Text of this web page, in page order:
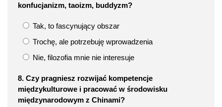
konfucjanizm, taoizm, buddyzm?
Tak, to fascynujący obszar
Trochę, ale potrzebuję wprowadzenia
Nie, filozofia mnie nie interesuje
8. Czy pragniesz rozwijać kompetencje
międzykulturowe i pracować w środowisku
międzynarodowym z Chinami?